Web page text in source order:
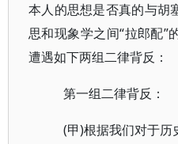
本人的思想是否真的与胡
思和现象学之间“拉郎配”
遭遇如下两组二律背反：
第一组二律背反：
(甲)根据我们对于历